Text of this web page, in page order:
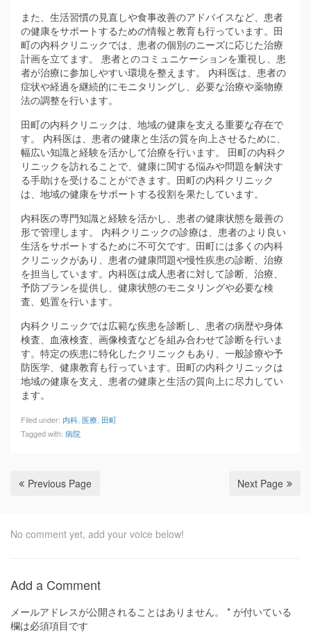
また、生活習慣の見直しや食事改善のアドバイスなど、患者
の健康をサポートするための情報と教育も行っています。田
町の内科クリニックでは、患者の個別のニーズに応じた治療
計画を立てます。 患者とのコミュニケーションを重視し、患
者が治療に参加しやすい環境を整えます。 内科医は、患者の
症状や経過を継続的にモニタリングし、必要な治療や薬物療
法の調整を行います。
田町の内科クリニックは、地域の健康を支える重要な存在で
す。 内科医は、患者の健康と生活の質を向上させるために、
幅広い知識と経験を活かして治療を行います。 田町の内科ク
リニックを訪れることで、健康に関する悩みや問題を解決す
る手助けを受けることができます。田町の内科クリニック
は、地域の健康をサポートする役割を果たしています。
内科医の専門知識と経験を活かし、患者の健康状態を最善の
形で管理します。 内科クリニックの診療は、患者のより良い
生活をサポートするために不可欠です。田町には多くの内科
クリニックがあり、患者の健康問題や慢性疾患の診断、治療
を担当しています。内科医は成人患者に対して診断、治療、
予防プランを提供し、健康状態のモニタリングや必要な検
査、処置を行います。
内科クリニックでは広範な疾患を診断し、患者の病歴や身体
検査、血液検査、画像検査などを組み合わせて診断を行いま
す。特定の疾患に特化したクリニックもあり、一般診療や予
防医学、健康教育も行っています。田町の内科クリニックは
地域の健康を支え、患者の健康と生活の質向上に尽力してい
ます。
Filed under: 内科 医療 田町
Tagged with: 病院
Previous Page Next Page
No comment yet, add your voice below!
Add a Comment
メールアドレスが公開されることはありません。 * が付いている
欄は必須項目です